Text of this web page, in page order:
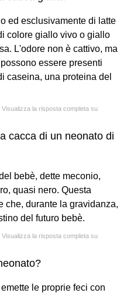
ed esclusivamente di latte
colore giallo vivo o giallo
L'odore non è cattivo, ma
essere presenti
caseina, una proteina del
Visualizza la risposta completa su
cacca di un neonato di
bebè, dette meconio,
quasi nero. Questa
che, durante la gravidanza,
del futuro bebè.
Visualizza la risposta completa su
le proprie feci con